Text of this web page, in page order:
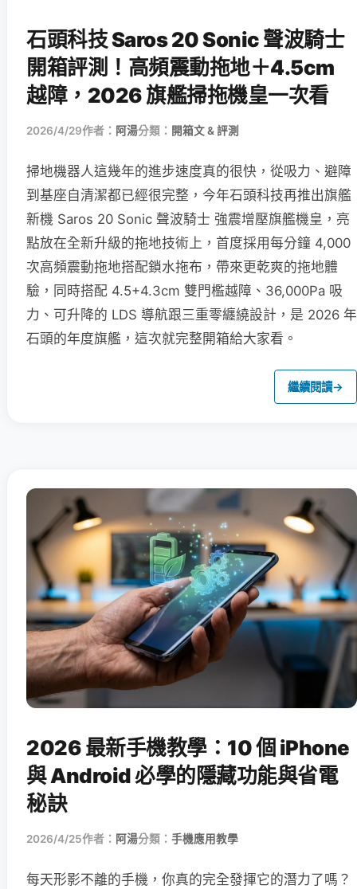
石頭科技 Saros 20 Sonic 聲波騎士
開箱評測！高頻震動拖地＋4.5cm
越障，2026 旗艦掃拖機皇一次看
2026/4/29作者： 阿湯分類： 開箱文 & 評測
掃地機器人這幾年的進步速度真的很快，從吸力、避障
到基座自清潔都已經很完整，今年石頭科技再推出旗艦
新機 Saros 20 Sonic 聲波騎士 強震增壓旗艦機皇，亮
點放在全新升級的拖地技術上，首度採用每分鐘 4,000
次高頻震動拖地搭配鎖水拖布，帶來更乾爽的拖地體
驗，同時搭配 4.5+4.3cm 雙門檻越障、36,000Pa 吸
力、可升降的 LDS 導航跟三重零纏繞設計，是 2026 年
石頭的年度旗艦，這次就完整開箱給大家看。
繼續閱讀→
2026 最新手機教學：10 個 iPhone
與 Android 必學的隱藏功能與省電
秘訣
2026/4/25作者： 阿湯分類： 手機應用教學
每天形影不離的手機，你真的完全發揮它的潛力了嗎？